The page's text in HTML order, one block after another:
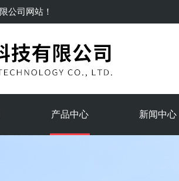
公司网站！
产品中心 新闻中心